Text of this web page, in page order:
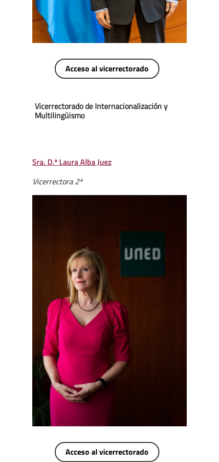
Acceso al vicerrectorado
Vicerrectorado de Internacionalización y
Multilingüismo
Sra. D.ª Laura Alba Juez
Vicerrectora 2ª
Acceso al vicerrectorado